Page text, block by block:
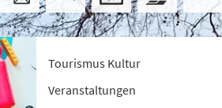
Tourismus Kultur
Veranstaltungen